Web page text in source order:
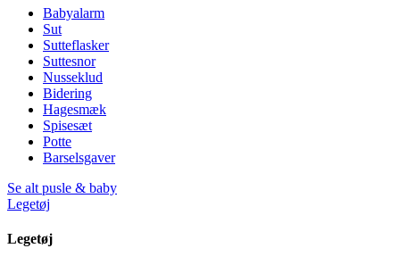
Babyalarm
Sut
Sutteflasker
Suttesnor
Nusseklud
Bidering
Hagesmæk
Spisesæt
Potte
Barselsgaver
Se alt pusle & baby
Legetøj
Legetøj